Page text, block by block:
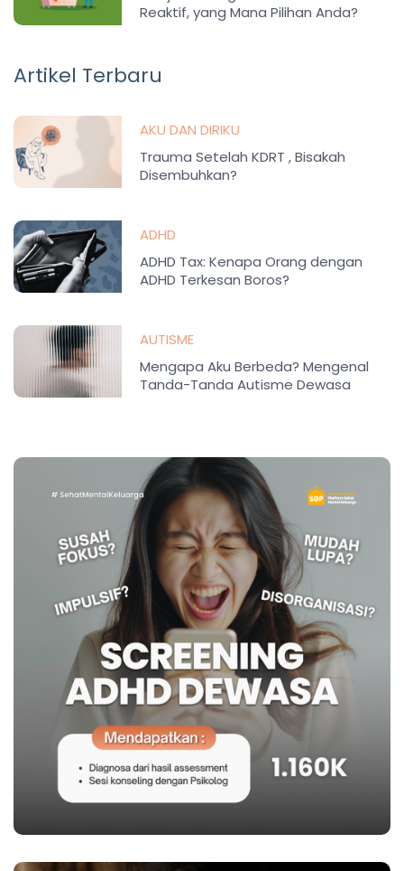
Reaktif, yang Mana Pilihan Anda?
Artikel Terbaru
AKU DAN DIRIKU
Trauma Setelah KDRT , Bisakah
Disembuhkan?
ADHD
ADHD Tax: Kenapa Orang dengan
ADHD Terkesan Boros?
AUTISME
Mengapa Aku Berbeda? Mengenal
Tanda-Tanda Autisme Dewasa